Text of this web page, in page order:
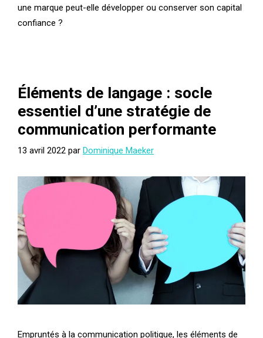
une marque peut-elle développer ou conserver son capital
confiance ?
Éléments de langage : socle
essentiel d’une stratégie de
communication performante
13 avril 2022 par Dominique Maeker
Empruntés à la communication politique, les éléments de